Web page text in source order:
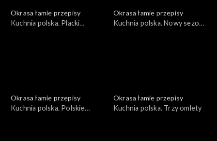
Okrasa łamie przepisy
Kuchnia polska. Placki
Okrasa łamie przepisy
Kuchnia polska. Nowy sezon
Okrasa łamie przepisy
Kuchnia polska. Polskie
Okrasa łamie przepisy
Kuchnia polska. Trzy omlety